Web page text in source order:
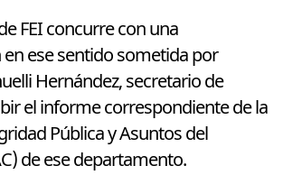
FEI concurre con una
ese sentido sometida por
Hernández, secretario de
el informe correspondiente de la
Pública y Asuntos del
de ese departamento.